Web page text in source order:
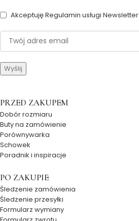
Akceptuję Regulamin usługi Newsletter
PRZED ZAKUPEM
Dobór rozmiaru
Buty na zamówienie
Porównywarka
Schowek
Poradnik i inspiracje
PO ZAKUPIE
Śledzenie zamówienia
Śledzenie przesyłki
Formularz wymiany